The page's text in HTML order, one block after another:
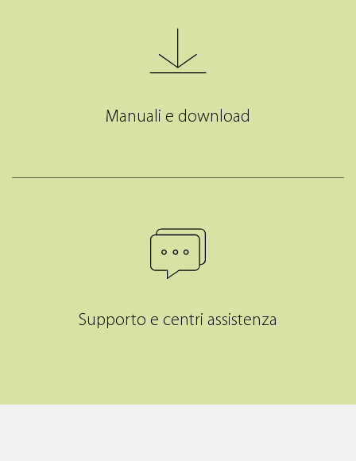
Manuali e download
Supporto e centri assistenza